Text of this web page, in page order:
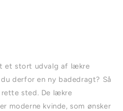
et stort udvalg af lækre
derfor en ny badedragt? Så
sted. De lækre
moderne kvinde, som ønsker